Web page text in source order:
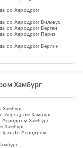
do Аеродром
do Аеродром Виљњус
do Aеродром Берген
do Aеродром Париз
do Аеродром Берлин
Хамбург
Хамбург
Аеродром Хамбург
Аеродром Хамбург
Хамбург
Прат do Аеродром